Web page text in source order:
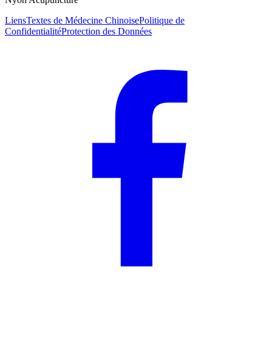
LiensTextes de Médecine ChinoisePolitique de
ConfidentialitéProtection des Données